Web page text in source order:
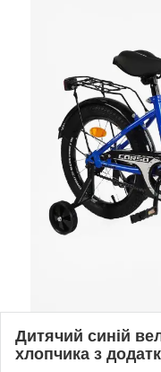
Дитячий синій
хлопчика з